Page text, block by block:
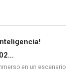
en un escenario